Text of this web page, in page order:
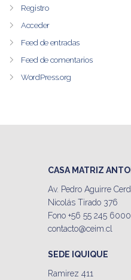
Registro
Acceder
Feed de entradas
Feed de comentarios
WordPress.org
CASA MATRIZ
Av. Pedro Aguirre
Nicolás Tirado 376
Fono +56 55 245 6000
contacto@ceim.cl
SEDE IQUIQUE
Ramirez 411